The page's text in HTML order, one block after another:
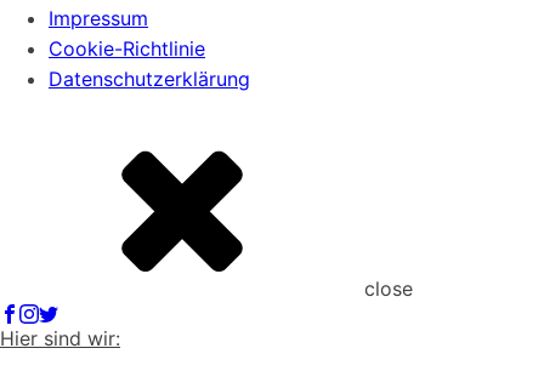
Impressum
Cookie-Richtlinie
Datenschutzerklärung
close
Hier sind wir: